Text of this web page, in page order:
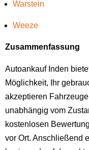
Warstein
Weeze
Zusammenfassung
Autoankauf Inden
Möglichkeit, Ihr
akzeptieren
unabhängig vom
kostenlosen
vor Ort. Anschließend